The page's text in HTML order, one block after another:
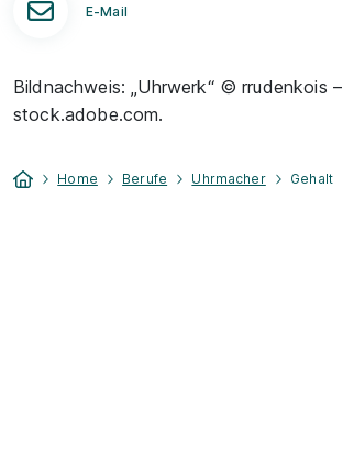
E-Mail
Bildnachweis: „Uhrwerk“ © rrudenkois –
stock.adobe.com.
Home Berufe Uhrmacher Gehalt